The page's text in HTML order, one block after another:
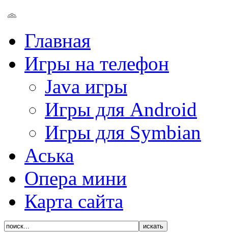
Главная
Игры на телефон
Java игры
Игры для Android
Игры для Symbian
Аська
Опера мини
Карта сайта